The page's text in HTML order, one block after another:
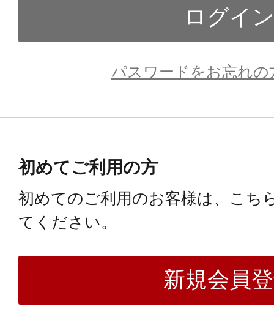
パスワードをお忘れの
初めてご利用の方
初めてのご利用のお客様は、こち
てください。